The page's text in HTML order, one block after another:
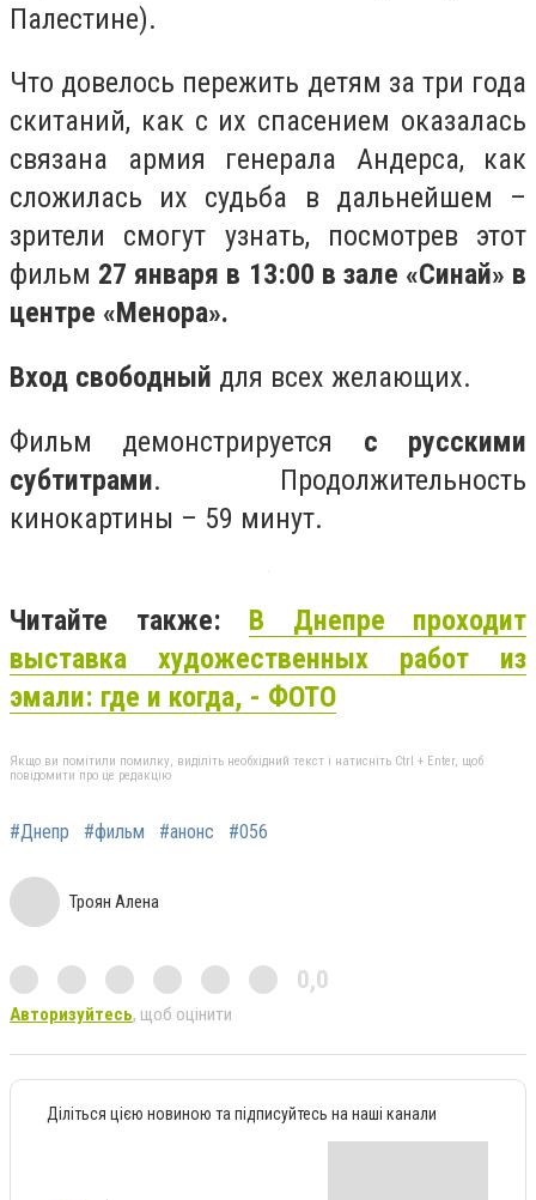
Палестине).
Что довелось пережить детям за три года
скитаний, как с их спасением оказалась
связана армия генерала Андерса, как
сложилась их судьба в дальнейшем –
зрители смогут узнать, посмотрев этот
фильм 27 января в 13:00 в зале «Синай» в
центре «Менора».
Вход свободный для всех желающих.
Фильм демонстрируется с русскими
субтитрами. Продолжительность
кинокартины – 59 минут.
Читайте также: В Днепре проходит
выставка художественных работ из
эмали: где и когда, - ФОТО
Якщо ви помітили помилку, виділіть необхідний текст і натисніть Ctrl + Enter, щоб
повідомити про це редакцію
#Днепр #фильм #анонс #056
Троян Алена
0,0
Авторизуйтесь, щоб оцінити
Діліться цією новиною та підписуйтесь на наші канали